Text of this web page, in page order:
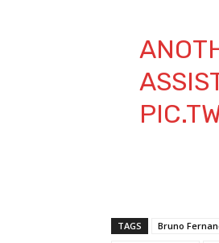
TAGS Bruno